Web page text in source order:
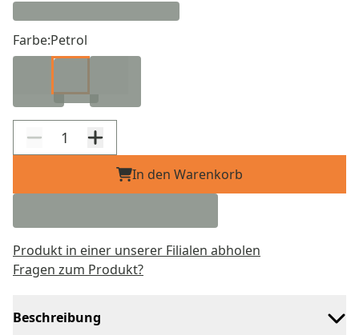
Farbe:Petrol
In den Warenkorb
Produkt in einer unserer Filialen abholen
Fragen zum Produkt?
Beschreibung